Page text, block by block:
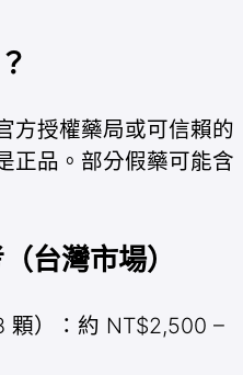
方授權藥局或可信賴的
正品。部分假藥可能含
台灣市場）
顆）：約 NT$2,500 –